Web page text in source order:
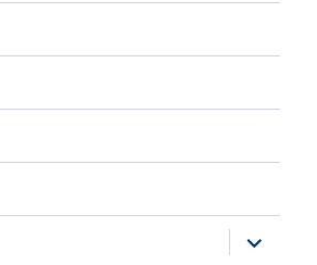
anzeigen